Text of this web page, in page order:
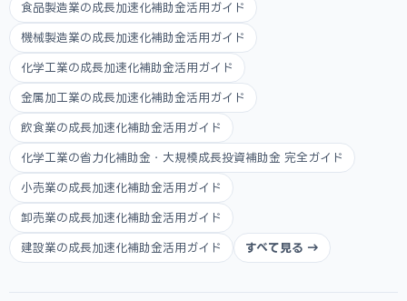
食品製造業の成長加速化補助金活用ガイド
機械製造業の成長加速化補助金活用ガイド
化学工業の成長加速化補助金活用ガイド
金属加工業の成長加速化補助金活用ガイド
飲食業の成長加速化補助金活用ガイド
化学工業の省力化補助金・大規模成長投資補助金 完全ガイド
小売業の成長加速化補助金活用ガイド
卸売業の成長加速化補助金活用ガイド
建設業の成長加速化補助金活用ガイド すべて見る →